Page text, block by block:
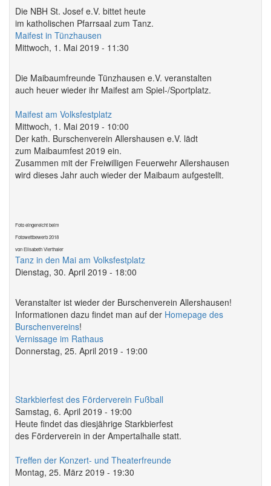
Die NBH St. Josef e.V. bittet heute
im katholischen Pfarrsaal zum Tanz.
Maifest in Tünzhausen
Mittwoch, 1. Mai 2019 - 11:30
Die Maibaumfreunde Tünzhausen e.V. veranstalten
auch heuer wieder ihr Maifest am Spiel-/Sportplatz.
Maifest am Volksfestplatz
Mittwoch, 1. Mai 2019 - 10:00
Der kath. Burschenverein Allershausen e.V. lädt
zum Maibaumfest 2019 ein.
Zusammen mit der Freiwilligen Feuerwehr Allershausen
wird dieses Jahr auch wieder der Maibaum aufgestellt.
Foto eingereicht beim
Fotowettbewerb 2018
von Elisabeth Vierthaler
Tanz in den Mai am Volksfestplatz
Dienstag, 30. April 2019 - 18:00
Veranstalter ist wieder der Burschenverein Allershausen!
Informationen dazu findet man auf der Homepage des
Burschenvereins!
Vernissage im Rathaus
Donnerstag, 25. April 2019 - 19:00
Starkbierfest des Förderverein Fußball
Samstag, 6. April 2019 - 19:00
Heute findet das diesjährige Starkbierfest
des Förderverein in der Ampertalhalle statt.
Treffen der Konzert- und Theaterfreunde
Montag, 25. März 2019 - 19:30